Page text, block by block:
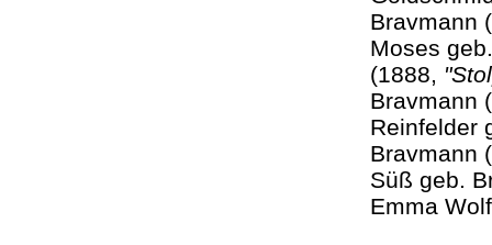
Bravmann
Moses
(1888,
Bravmann
Reinfelder
Bravmann
Süß geb.
Emma